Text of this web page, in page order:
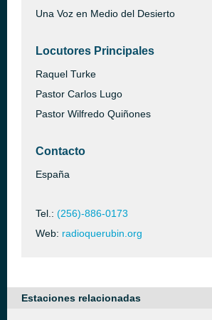
Una Voz en Medio del Desierto
Locutores Principales
Raquel Turke
Pastor Carlos Lugo
Pastor Wilfredo Quiñones
Contacto
España
Tel.: (256)-886-0173
Web: radioquerubin.org
Estaciones relacionadas